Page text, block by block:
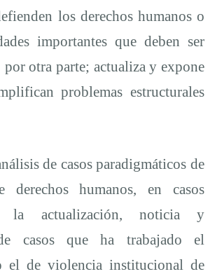
los derechos humanos o
importantes que deben ser
por otra parte; actualiza y expone
problemas estructurales
de casos paradigmáticos de
derechos humanos, en casos
la actualización, noticia y
casos que ha trabajado el
el de violencia institucional de